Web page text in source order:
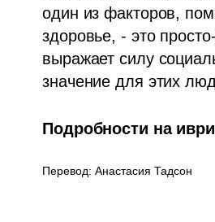
один из факторов,
здоровье, - это
выражает силу
значение для этих
Подробности на
Перевод: Анастасия Тадсон